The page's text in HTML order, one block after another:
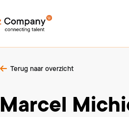
Terug naar overzicht
Marcel